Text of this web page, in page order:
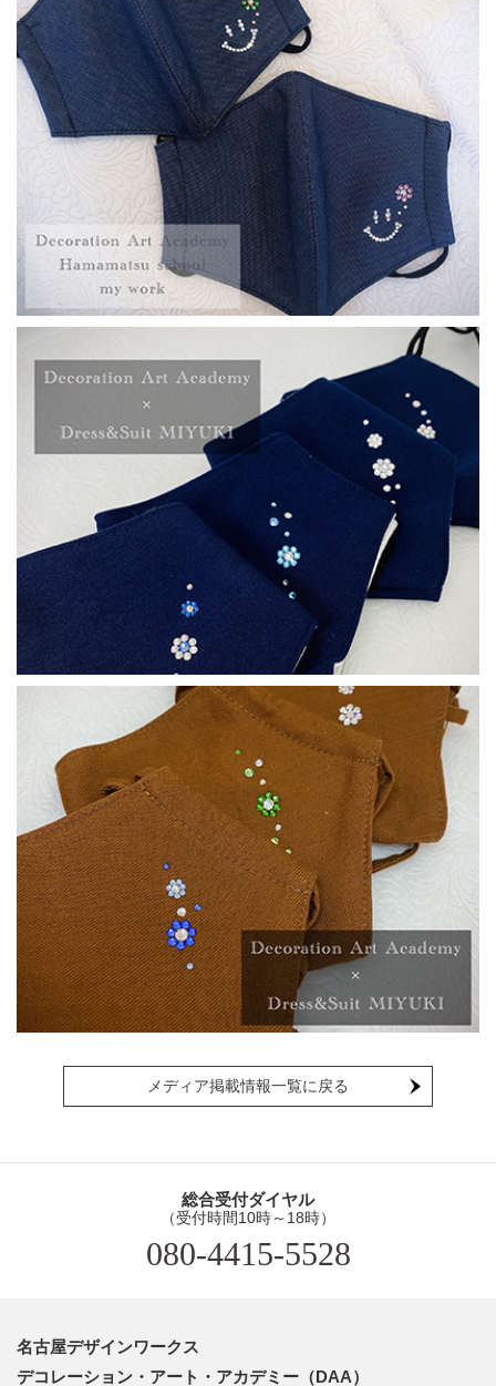
メディア掲載情報一覧に戻る
総合受付ダイヤル
（受付時間10時～18時）
080-4415-5528
名古屋デザインワークス
デコレーション・アート・アカデミー（DAA）